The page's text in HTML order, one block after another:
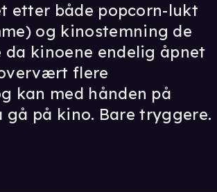
etter både popcorn-lukt
og kinostemning de
kinoene endelig åpnet
flere
kan med hånden på
på kino. Bare tryggere.